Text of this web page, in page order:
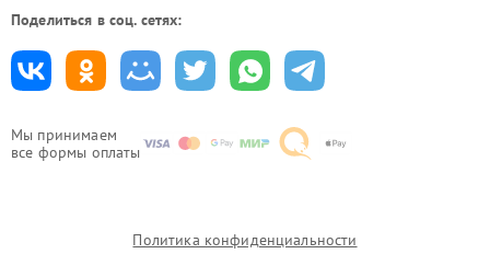
Мы принимаем
все формы оплаты
Поделиться в соц. сетях:
Политика конфиденциальности